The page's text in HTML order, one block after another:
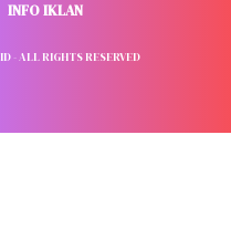
INFO IKLAN
- ALL RIGHTS RESERVED